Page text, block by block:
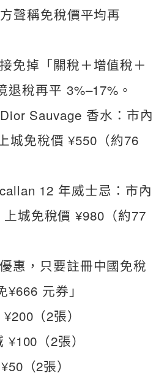
聲稱免稅價平均再
免掉「關稅＋增值稅＋
稅再平 3%–17%。
Dior Sauvage 香水：市內
城免稅價 ¥550（約76
12 年威士忌：市內
城免稅價 ¥980（約77
惠，只要註冊中國免稅
元券」
（2張）
¥100（2張）
（2張）